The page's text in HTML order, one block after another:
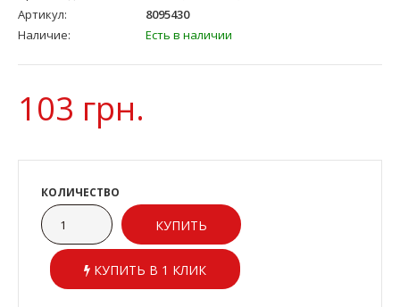
Артикул:
8095430
Наличие:
Есть в наличии
103 грн.
КОЛИЧЕСТВО
КУПИТЬ В 1 КЛИК